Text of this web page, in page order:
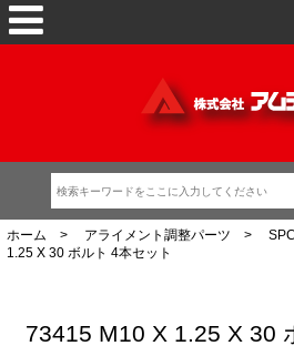
ホーム > アライメント調整パーツ >
1.25 X 30 ボルト 4本セット
73415 M10 X 1.25 X 30